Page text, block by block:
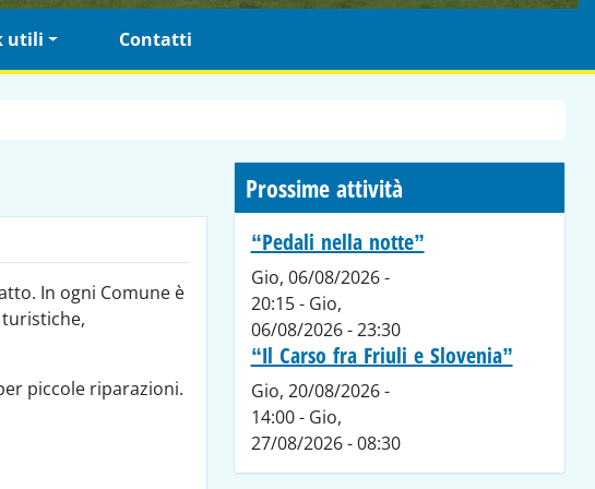
utili Contatti
In ogni Comune è
piccole riparazioni.
Prossime attività
“Pedali nella notte”
Gio, 06/08/2026 -
20:15- Gio,
06/08/2026 - 23:30
“Il Carso fra Friuli e Slovenia”
Gio, 20/08/2026 -
14:00- Gio,
27/08/2026 - 08:30